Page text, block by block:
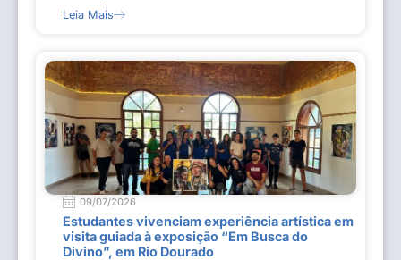
Leia Mais
09/07/2026
Estudantes vivenciam experiência artística em
visita guiada à exposição “Em Busca do
Divino”, em Rio Dourado